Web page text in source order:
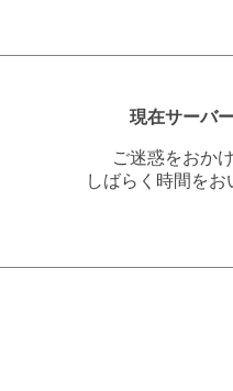
現在サーバ
ご迷惑をおか
しばらく時間を